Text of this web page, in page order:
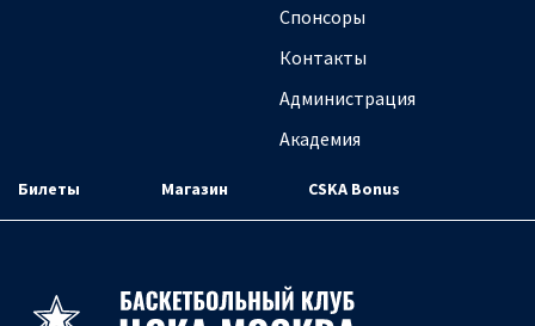
Спонсоры
Контакты
Администрация
Академия
Билеты Магазин CSKA Bonus